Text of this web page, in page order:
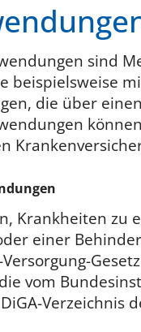
sind
beispielsweise
die über
Krankheiten zu
einer
vom
Verzeichnis